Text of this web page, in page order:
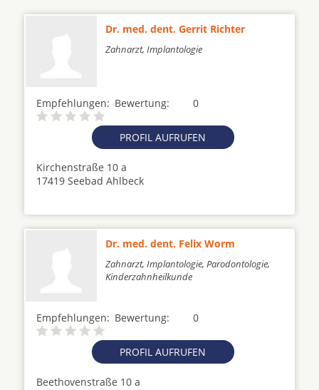
Dr. med. dent. Gerrit Richter
Zahnarzt, Implantologie
Empfehlungen: 0
Bewertung:
PROFIL AUFRUFEN
Kirchenstraße 10 a
17419 Seebad Ahlbeck
Dr. med. dent. Felix Worm
Zahnarzt, Implantologie, Parodontologie,
Kinderzahnheilkunde
Empfehlungen: 0
Bewertung:
PROFIL AUFRUFEN
Beethovenstraße 10 a